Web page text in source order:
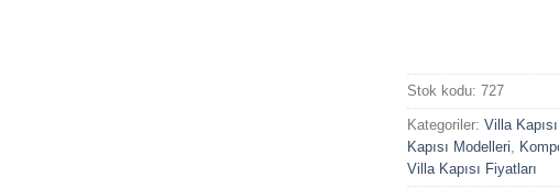
Stok kodu: 727
Kategoriler: Villa
Kapısı Modelleri,
Villa Kapısı Fiyatları